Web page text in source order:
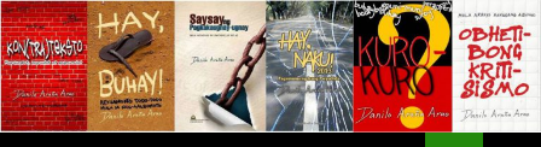
Skip
to
content